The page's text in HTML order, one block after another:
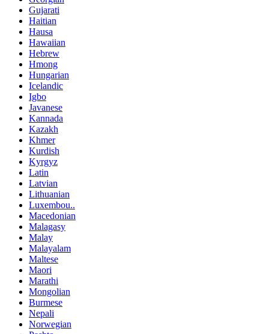
Gujarati
Haitian
Hausa
Hawaiian
Hebrew
Hmong
Hungarian
Icelandic
Igbo
Javanese
Kannada
Kazakh
Khmer
Kurdish
Kyrgyz
Latin
Latvian
Lithuanian
Luxembou..
Macedonian
Malagasy
Malay
Malayalam
Maltese
Maori
Marathi
Mongolian
Burmese
Nepali
Norwegian